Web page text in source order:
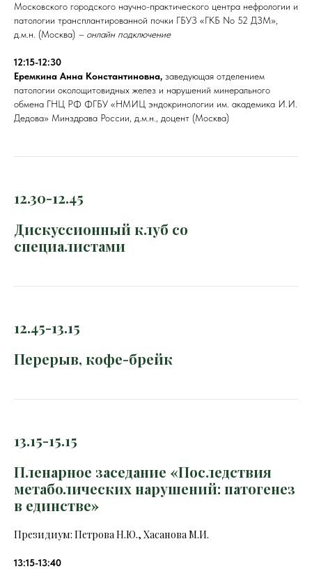
Московского городского научно-практического центра нефрологии и
патологии трансплантированной почки ГБУЗ «ГКБ No 52 ДЗМ»,
д.м.н. (Москва) – онлайн подключение
12:15-12:30
Еремкина Анна Константиновна, заведующая отделением
патологии околощитовидных желез и нарушений минерального
обмена ГНЦ РФ ФГБУ «НМИЦ эндокринологии им. академика И.И.
Дедова» Минздрава России, д.м.н., доцент (Москва)
12.30-12.45
Дискуссионный клуб со
специалистами
12.45-13.15
Перерыв, кофе-брейк
13.15-15.15
Пленарное заседание «Последствия
метаболических нарушений: патогенез
в единстве»
Президиум: Петрова Н.Ю., Хасанова М.И.
13:15-13:40